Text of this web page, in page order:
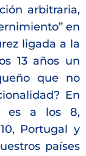
arbitraria,
en
ligada a la
13 años un
que no
En
es a los 8,
Portugal y
países